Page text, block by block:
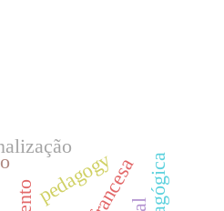
pedagogy